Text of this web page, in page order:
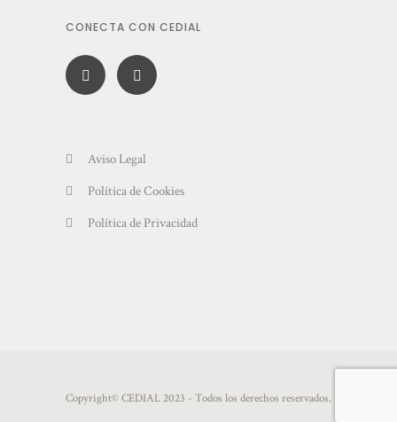
CONECTA CON CEDIAL
Aviso Legal
Política de Cookies
Política de Privacidad
Copyright© CEDIAL 2023 - Todos los derechos reservados.